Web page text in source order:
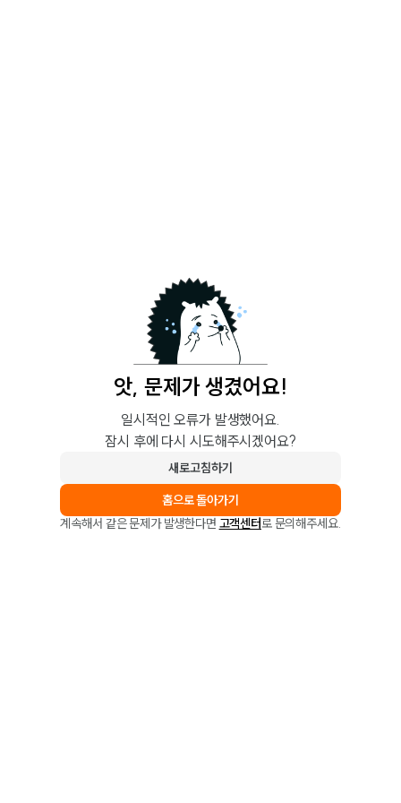
앗, 문제가 생겼어요!
일시적인 오류가 발생했어요.
잠시 후에 다시 시도해주시겠어요?
새로고침하기
홈으로 돌아가기
계속해서 같은 문제가 발생한다면 고객센터로 문의해주세요.